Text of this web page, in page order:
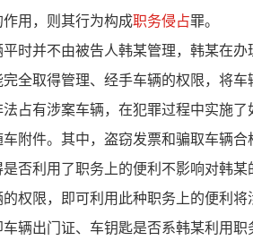
用，则其行为构成职务侵占罪。
并不由被告人韩某管理，韩某在办
全取得管理、经手车辆的权限，将
占有涉案车辆，在犯罪过程中实施
附件。其中，盗窃发票和骗取车辆
否利用了职务上的便利不影响对韩
权限，即可利用此种职务上的便利
辆出门证、车钥匙是否系韩某利用